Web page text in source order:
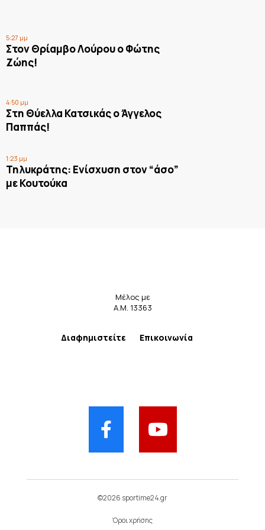
5:27 μμ
Στον Θρίαμβο Λούρου ο Φώτης
Ζώης!
4:50 μμ
Στη Θύελλα Κατσικάς ο Άγγελος
Παππάς!
1:23 μμ
Τηλυκράτης: Ενίσχυση στον “άσο”
με Κουτούκα
Μέλος με
Α.Μ. 13363
Διαφημιστείτε Επικοινωνία
©2026 sportime24.gr
Όροι χρήσης